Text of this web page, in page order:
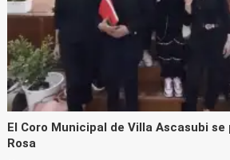
El Coro Municipal de Villa Ascasubi
Rosa